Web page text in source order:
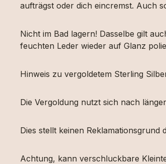
aufträgst oder dich eincremst. Auch
Nicht im Bad lagern! Dasselbe gilt
feuchten Leder wieder auf Glanz
Hinweis zu vergoldetem Sterling
Die Vergoldung nutzt sich nach
Dies stellt keinen Reklamationsgrund
Achtung, kann verschluckbare